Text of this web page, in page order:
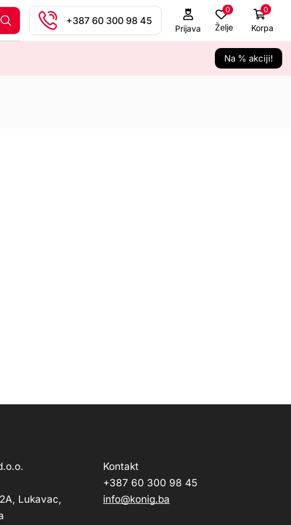
+387 60 300 98 45
Prijava
0
Želje
0
Korpa
Na % akciji!
Lukavac,
Kontakt
+387 60 300 98 45
info@konig.ba